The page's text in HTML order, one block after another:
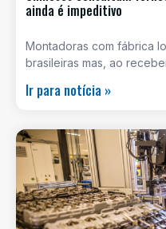
ainda é impeditivo
Montadoras com fábrica
brasileiras mas, ao
Ir para notícia »